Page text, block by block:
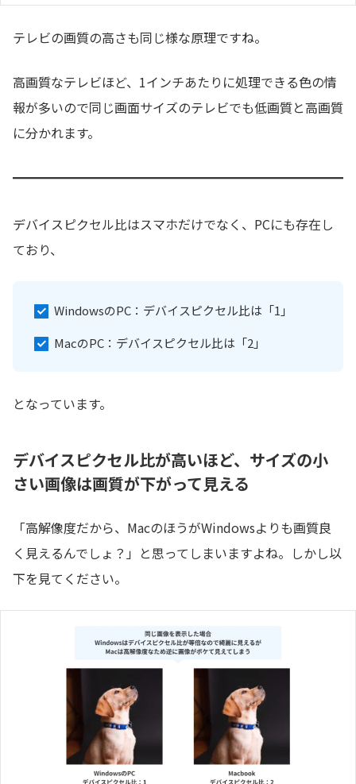
テレビの画質の高さも同じ様な原理ですね。
高画質なテレビほど、1インチあたりに処理できる色の情
報が多いので同じ画面サイズのテレビでも低画質と高画質
に分かれます。
デバイスピクセル比はスマホだけでなく、PCにも存在し
ており、
WindowsのPC：デバイスピクセル比は「1」
MacのPC：デバイスピクセル比は「2」
となっています。
デバイスピクセル比が高いほど、サイズの小
さい画像は画質が下がって見える
「高解像度だから、MacのほうがWindowsよりも画質良
く見えるんでしょ？」と思ってしまいますよね。しかし以
下を見てください。